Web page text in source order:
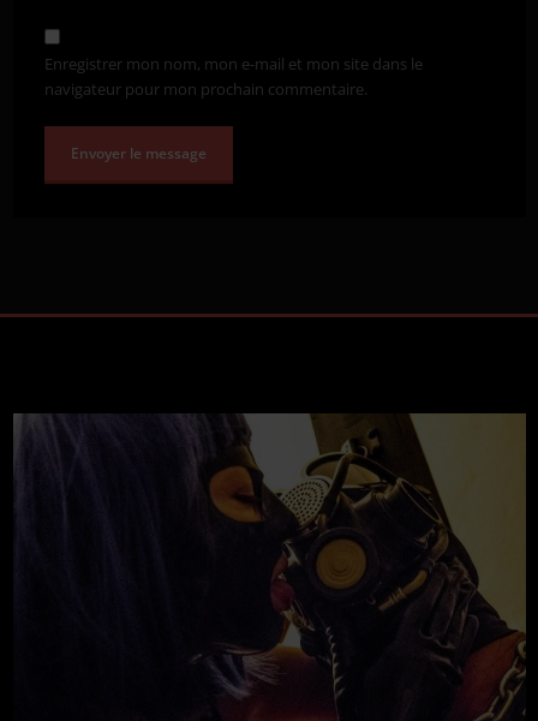
Enregistrer mon nom, mon e-mail et mon site dans le
navigateur pour mon prochain commentaire.